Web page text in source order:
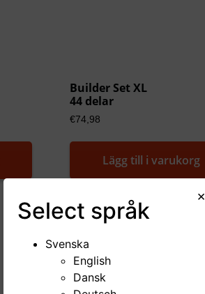
Builder Set XL
44 delar
€74,98
Lägg till i varukorg
×
Select språk
Svenska
English
Dansk